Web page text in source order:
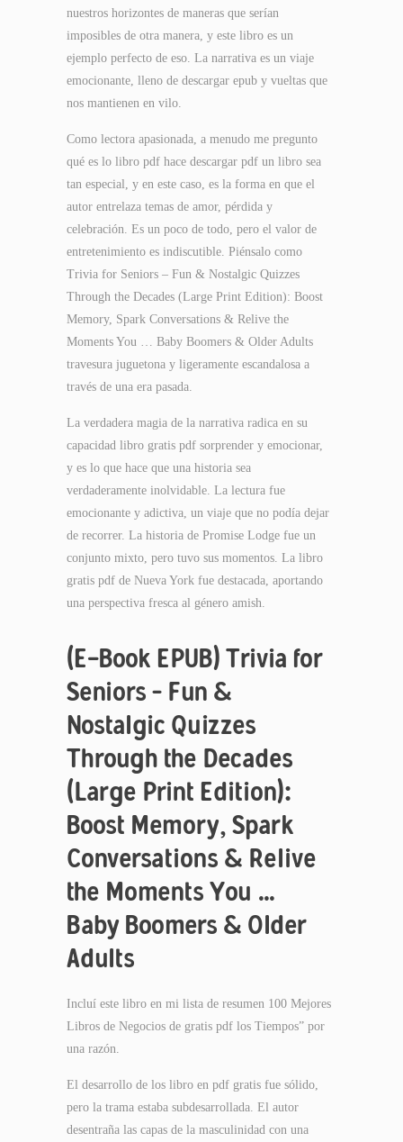
nuestros horizontes de maneras que serían
imposibles de otra manera, y este libro es un
ejemplo perfecto de eso. La narrativa es un viaje
emocionante, lleno de descargar epub y vueltas que
nos mantienen en vilo.
Como lectora apasionada, a menudo me pregunto
qué es lo libro pdf hace descargar pdf un libro sea
tan especial, y en este caso, es la forma en que el
autor entrelaza temas de amor, pérdida y
celebración. Es un poco de todo, pero el valor de
entretenimiento es indiscutible. Piénsalo como
Trivia for Seniors – Fun & Nostalgic Quizzes
Through the Decades (Large Print Edition): Boost
Memory, Spark Conversations & Relive the
Moments You … Baby Boomers & Older Adults
travesura juguetona y ligeramente escandalosa a
través de una era pasada.
La verdadera magia de la narrativa radica en su
capacidad libro gratis pdf sorprender y emocionar,
y es lo que hace que una historia sea
verdaderamente inolvidable. La lectura fue
emocionante y adictiva, un viaje que no podía dejar
de recorrer. La historia de Promise Lodge fue un
conjunto mixto, pero tuvo sus momentos. La libro
gratis pdf de Nueva York fue destacada, aportando
una perspectiva fresca al género amish.
(E-Book EPUB) Trivia for
Seniors – Fun &
Nostalgic Quizzes
Through the Decades
(Large Print Edition):
Boost Memory, Spark
Conversations & Relive
the Moments You …
Baby Boomers & Older
Adults
Incluí este libro en mi lista de resumen 100 Mejores
Libros de Negocios de gratis pdf los Tiempos” por
una razón.
El desarrollo de los libro en pdf gratis fue sólido,
pero la trama estaba subdesarrollada. El autor
desentraña las capas de la masculinidad con una